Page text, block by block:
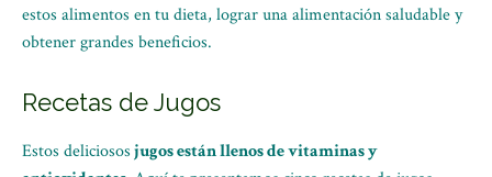
estos alimentos en tu dieta, lograr una alimentación saludable y
obtener grandes beneficios.
Recetas de Jugos
Estos deliciososjugos están llenos de vitaminas y